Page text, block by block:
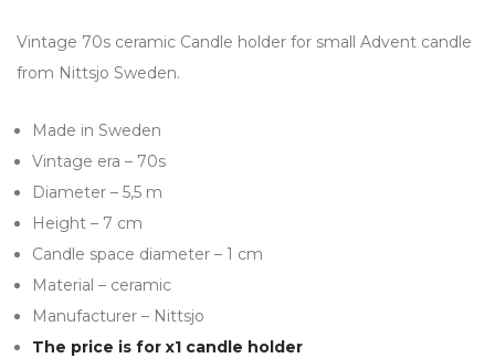
Vintage 70s ceramic Candle holder for small Advent candle
from Nittsjo Sweden.
Made in Sweden
Vintage era – 70s
Diameter – 5,5 m
Height – 7 cm
Candle space diameter – 1 cm
Material – ceramic
Manufacturer – Nittsjo
The price is for x1 candle holder